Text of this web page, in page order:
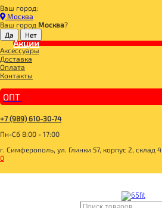
Ваш город:
Москва
Ваш город Москва?
Акции
Аксессуары
Доставка
Оплата
Контакты
ОПТ
+7 (989) 610-30-74
Пн-Сб 8:00 - 17:00
г. Симферополь, ул. Глинки 57, корпус 2, склад 4
0
Главная
СПОРТИВНОЕ ПИТАНИЕ
ИЗОЛЯТ
Life isolat Малина 30g, Tree of life